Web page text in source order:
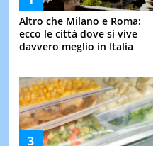
Altro che Milano e Roma:
ecco le città dove si vive
davvero meglio in Italia